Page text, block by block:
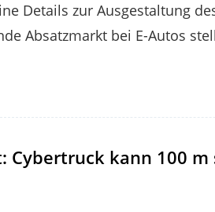
Details zur Ausgestaltung
Absatzmarkt bei E-Autos
Cybertruck kann 100